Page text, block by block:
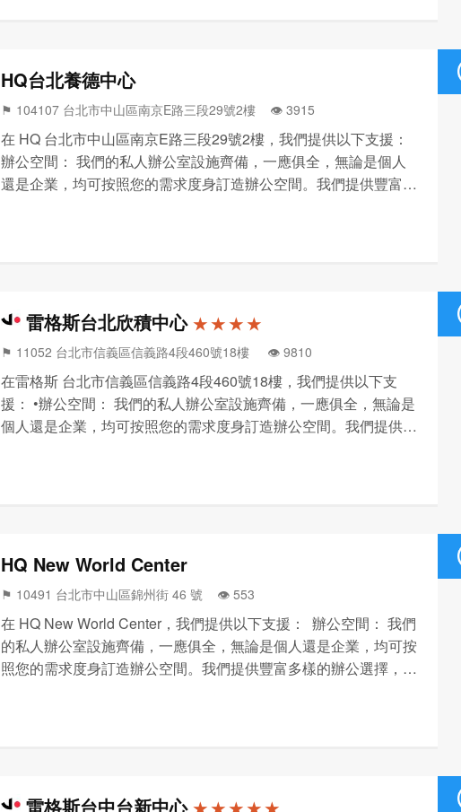
HQ台北養德中心
⚑ 104107 台北市中山區南京E路三段29號2樓 👁️‍ 3915
在 HQ 台北市中山區南京E路三段29號2樓，我們提供以下支援：
辦公空間： 我們的私人辦公室設施齊備，一應俱全，無論是個人
還是企業，均可按照您的需求度身訂造辦公空間。我們提供豐富多
雷格斯台北欣積中心 ★ ★ ★ ★
⚑ 11052 台北市信義區信義路4段460號18樓 👁️‍ 9810
在雷格斯 台北市信義區信義路4段460號18樓，我們提供以下支
援： •辦公空間： 我們的私人辦公室設施齊備，一應俱全，無論是
個人還是企業，均可按照您的需求度身訂造辦公空間。我們提供豐
HQ New World Center
⚑ 10491 台北市中山區錦州街 46 號 👁️‍ 553
在 HQ New World Center，我們提供以下支援： 辦公空間： 我們
的私人辦公室設施齊備，一應俱全，無論是個人還是企業，均可按
照您的需求度身訂造辦公空間。我們提供豐富多樣的辦公選擇，包
雷格斯台中台新中心